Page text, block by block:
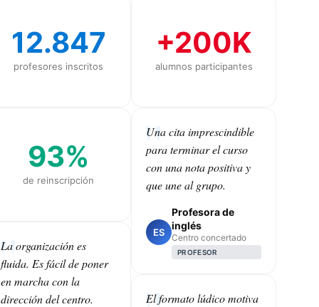
12.847
profesores inscritos
93%
de reinscripción
La organización es
fluida. Es fácil de poner
en marcha con la
dirección del centro.
+200K
alumnos participantes
Una cita imprescindible
para terminar el curso
con una nota positiva y
que une al grupo.
ES
Profesora de
inglés
Centro concertado
PROFESOR
El formato lúdico motiva